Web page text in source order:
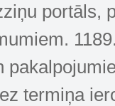
portāls,
termiņa